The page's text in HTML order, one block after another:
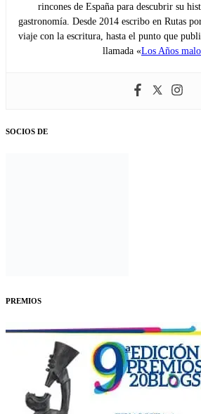
rincones de España para descubrir su
gastronomía. Desde 2014 escribo en Rutas
viaje con la escritura, hasta el punto que
llamada «Los Años
SOCIOS DE
PREMIOS